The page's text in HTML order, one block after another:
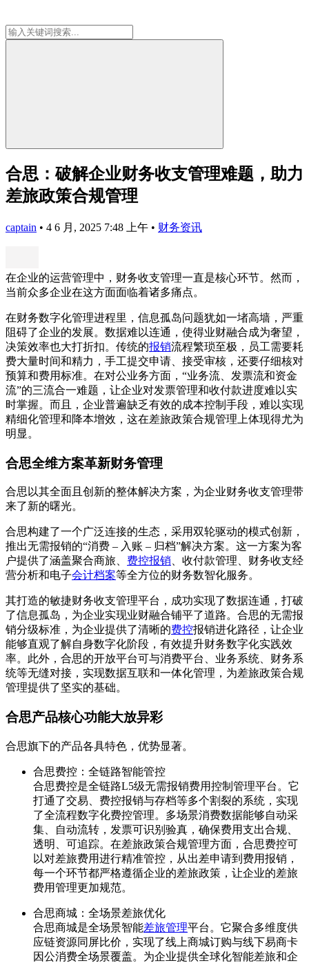
合思：破解企业财务收支管理难题，助力
差旅政策合规管理
captain • 4 6 月, 2025 7:48 上午 • 财务资讯
在企业的运营管理中，财务收支管理一直是核心环节。然而，
当前众多企业在这方面面临着诸多痛点。
在财务数字化管理进程里，信息孤岛问题犹如一堵高墙，严重
阻碍了企业的发展。数据难以连通，使得业财融合成为奢望，
决策效率也大打折扣。传统的报销流程繁琐至极，员工需要耗
费大量时间和精力，手工提交申请、接受审核，还要仔细核对
预算和费用标准。在对公业务方面，“业务流、发票流和资金
流”的三流合一难题，让企业对发票管理和收付款进度难以实
时掌握。而且，企业普遍缺乏有效的成本控制手段，难以实现
精细化管理和降本增效，这在差旅政策合规管理上体现得尤为
明显。
合思全维方案革新财务管理
合思以其全面且创新的整体解决方案，为企业财务收支管理带
来了新的曙光。
合思构建了一个广泛连接的生态，采用双轮驱动的模式创新，
推出无需报销的“消费 – 入账 – 归档”解决方案。这一方案为客
户提供了涵盖聚合商旅、 费控报销 、收付款管理、财务收支经
营分析和电子会计档案等全方位的财务数智化服务。
其打造的敏捷财务收支管理平台，成功实现了数据连通，打破
了信息孤岛，为企业实现业财融合铺平了道路。合思的无需报
销分级标准，为企业提供了清晰的费控报销进化路径，让企业
能够直观了解自身数字化阶段，有效提升财务数字化实践效
率。此外，合思的开放平台可与消费平台、业务系统、财务系
统等无缝对接，实现数据互联和一体化管理，为差旅政策合规
管理提供了坚实的基础。
合思产品核心功能大放异彩
合思旗下的产品各具特色，优势显著。
合思费控：全链路智能管控
合思费控是全链路L5级无需报销费用控制管理平台。它
打通了交易、费控报销与存档等多个割裂的系统，实现
了全流程数字化费控管理。多场景消费数据能够自动采
集、自动流转，发票可识别验真，确保费用支出合规、
透明、可追踪。在差旅政策合规管理方面，合思费控可
以对差旅费用进行精准管控，从出差申请到费用报销，
每一个环节都严格遵循企业的差旅政策，让企业的差旅
费用管理更加规范。
合思商城：全场景差旅优化
合思商城是全场景智能差旅管理平台。它聚合多维度供
应链资源同屏比价，实现了线上商城订购与线下易商卡
因公消费全场景覆盖。为企业提供全球化智能差旅和企